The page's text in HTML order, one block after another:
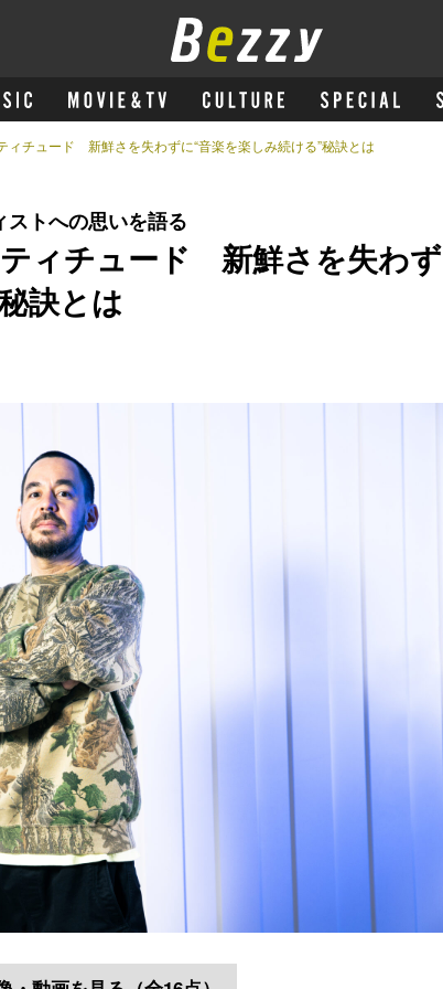
ィチュード 新鮮さを失わずに“音楽を楽しみ続ける”秘訣とは
トへの思いを語る
ィチュード 新鮮さを失わず
訣とは